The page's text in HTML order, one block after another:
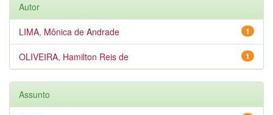
Autor
1
LIMA, Mônica de Andrade
1
OLIVEIRA, Hamilton Reis de
Assunto